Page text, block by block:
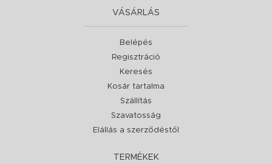
VÁSÁRLÁS
Belépés
Regisztráció
Keresés
Kosár tartalma
Szállítás
Szavatosság
Elállás a szerződéstől
TERMÉKEK